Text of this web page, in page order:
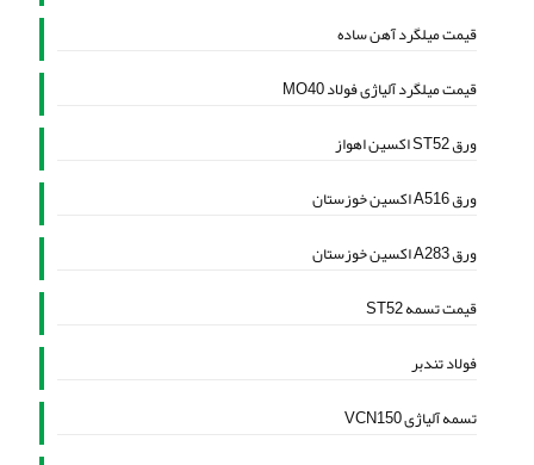
قیمت میلگرد آهن ساده
قیمت میلگرد آلیاژی فولاد MO40
ورق ST52 اکسین اهواز
ورق A516 اکسین خوزستان
ورق A283 اکسین خوزستان
قیمت تسمه ST52
فولاد تندبر
تسمه آلیاژی VCN150